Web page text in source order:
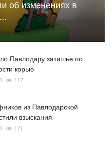
об изменениях в
Павлодару затишье по
корью
0 117
из Павлодарской
взыскания
0 171